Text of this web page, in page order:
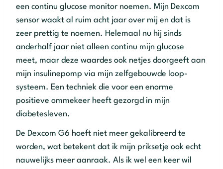
een continu glucose monitor noemen. Mijn Dexcom
sensor waakt al ruim acht jaar over mij en dat is
zeer prettig te noemen. Helemaal nu hij sinds
anderhalf jaar niet alleen continu mijn glucose
meet, maar deze waardes ook netjes doorgeeft aan
mijn insulinepomp via mijn zelfgebouwde loop-
systeem. Een techniek die voor een enorme
positieve ommekeer heeft gezorgd in mijn
diabetesleven.
De Dexcom G6 hoeft niet meer gekalibreerd te
worden, wat betekent dat ik mijn priksetje ook echt
nauwelijks meer aanraak. Als ik wel een keer wil